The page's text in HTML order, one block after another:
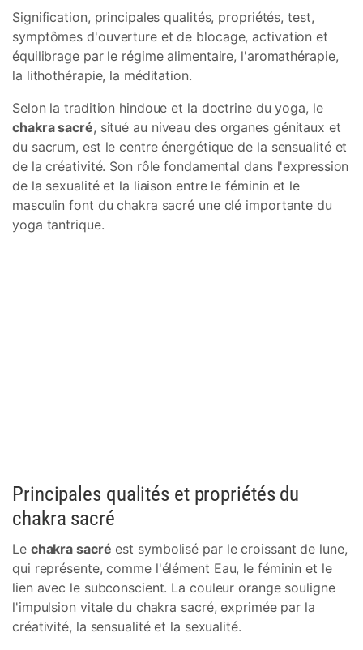
Signification, principales qualités, propriétés, test,
symptômes d'ouverture et de blocage, activation et
équilibrage par le régime alimentaire, l'aromathérapie,
la lithothérapie, la méditation.
Selon la tradition hindoue et la doctrine du yoga, le
chakra sacré, situé au niveau des organes génitaux et
du sacrum, est le centre énergétique de la sensualité et
de la créativité. Son rôle fondamental dans l'expression
de la sexualité et la liaison entre le féminin et le
masculin font du chakra sacré une clé importante du
yoga tantrique.
Principales qualités et propriétés du
chakra sacré
Le chakra sacré est symbolisé par le croissant de lune,
qui représente, comme l'élément Eau, le féminin et le
lien avec le subconscient. La couleur orange souligne
l'impulsion vitale du chakra sacré, exprimée par la
créativité, la sensualité et la sexualité.